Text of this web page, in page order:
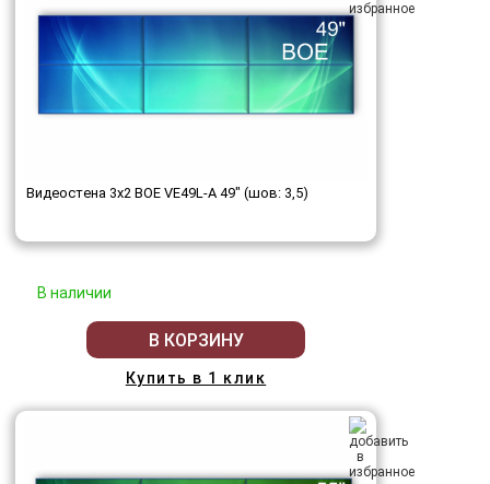
Видеостена 3x2 BOE VE49L-A 49" (шов: 3,5)
В наличии
В КОРЗИНУ
Купить в 1 клик